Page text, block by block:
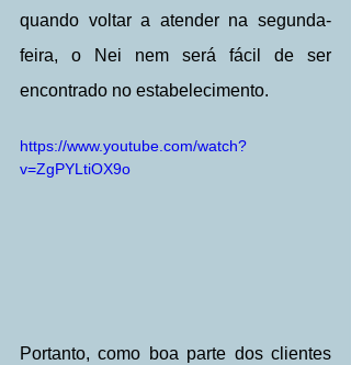
quando voltar a atender na segunda-
feira, o Nei nem será fácil de ser
encontrado no estabelecimento.
https://www.youtube.com/watch?
v=ZgPYLtiOX9o
Portanto, como boa parte dos clientes